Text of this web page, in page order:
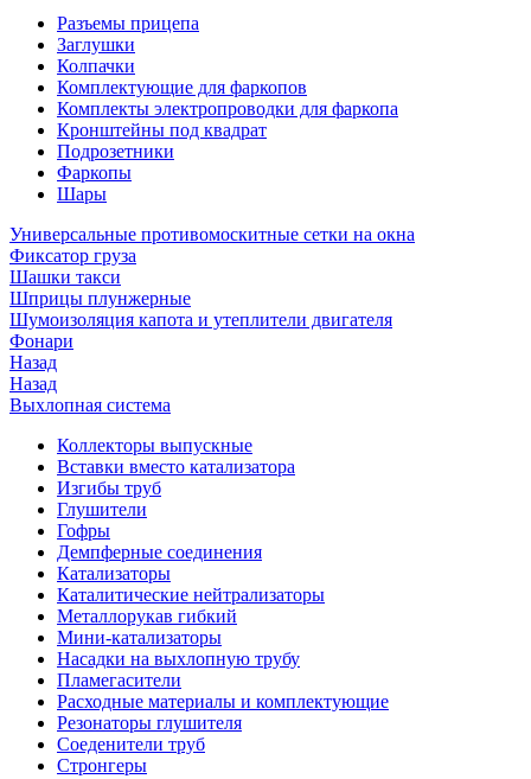
Разъемы прицепа
Заглушки
Колпачки
Комплектующие для фаркопов
Комплекты электропроводки для фаркопа
Кронштейны под квадрат
Подрозетники
Фаркопы
Шары
Универсальные противомоскитные сетки на окна
Фиксатор груза
Шашки такси
Шприцы плунжерные
Шумоизоляция капота и утеплители двигателя
Фонари
Назад
Назад
Выхлопная система
Коллекторы выпускные
Вставки вместо катализатора
Изгибы труб
Глушители
Гофры
Демпферные соединения
Катализаторы
Каталитические нейтрализаторы
Металлорукав гибкий
Мини-катализаторы
Насадки на выхлопную трубу
Пламегасители
Расходные материалы и комплектующие
Резонаторы глушителя
Соеденители труб
Стронгеры